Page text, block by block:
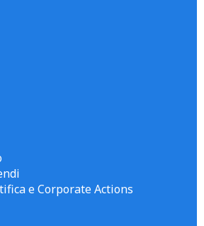
e Corporate Actions